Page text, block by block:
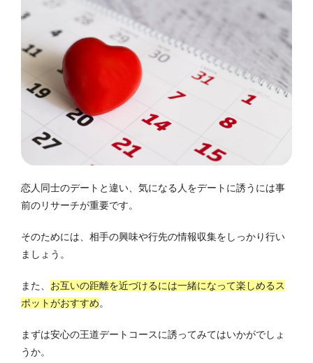
恋人同士のデートと違い、気になる人をデートに誘うには事
前のリサーチが重要です。
そのためには、相手の興味や行先の情報収集をしっかり行い
ましょう。
また、 お互いの距離を近づけるには一緒になって楽しめるス
ポットがおすすめ。
まずは安心の王道デートコースに誘ってみてはいかがでしょ
うか。